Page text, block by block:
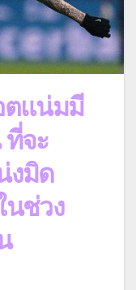
ตแน่มมี
ที่จะ
งมิด
นช่วง